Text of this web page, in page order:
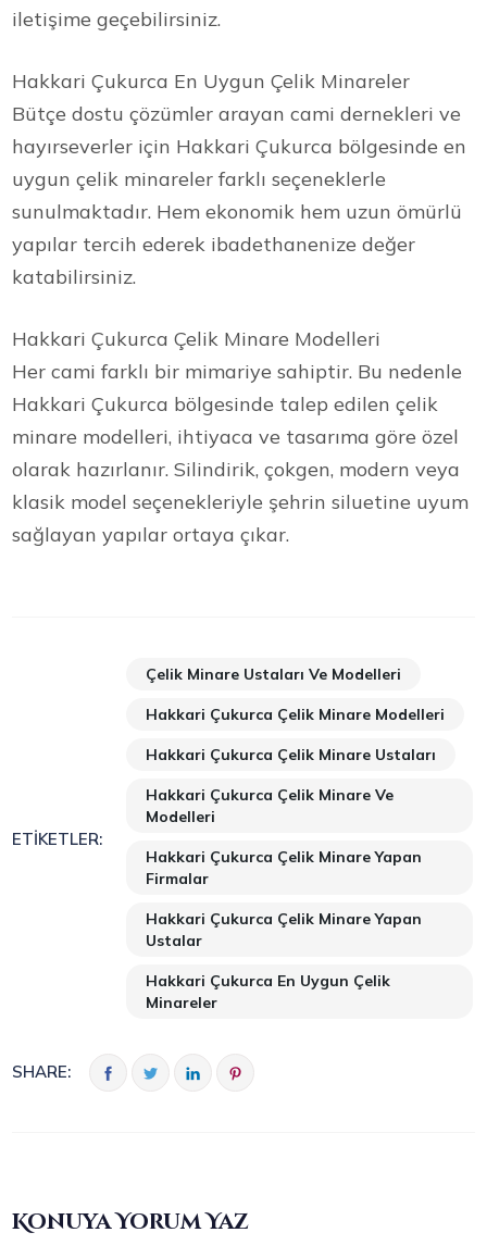
iletişime geçebilirsiniz.
Hakkari Çukurca En Uygun Çelik Minareler
Bütçe dostu çözümler arayan cami dernekleri ve
hayırseverler için Hakkari Çukurca bölgesinde en
uygun çelik minareler farklı seçeneklerle
sunulmaktadır. Hem ekonomik hem uzun ömürlü
yapılar tercih ederek ibadethanenize değer
katabilirsiniz.
Hakkari Çukurca Çelik Minare Modelleri
Her cami farklı bir mimariye sahiptir. Bu nedenle
Hakkari Çukurca bölgesinde talep edilen çelik
minare modelleri, ihtiyaca ve tasarıma göre özel
olarak hazırlanır. Silindirik, çokgen, modern veya
klasik model seçenekleriyle şehrin siluetine uyum
sağlayan yapılar ortaya çıkar.
ETIKETLER:
Çelik Minare Ustaları Ve Modelleri
Hakkari Çukurca Çelik Minare Modelleri
Hakkari Çukurca Çelik Minare Ustaları
Hakkari Çukurca Çelik Minare Ve
Modelleri
Hakkari Çukurca Çelik Minare Yapan
Firmalar
Hakkari Çukurca Çelik Minare Yapan
Ustalar
Hakkari Çukurca En Uygun Çelik
Minareler
SHARE:
Konuya Yorum Yaz